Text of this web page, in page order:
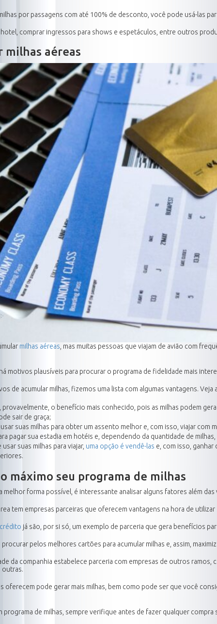
por passagens com até 100% de desconto, você pode usá-las
comprar ingressos para shows e espetáculos, entre outros
milhas aéreas
milhas aéreas , mas muitas pessoas que viajam de avião com
motivos plausíveis para procurar o programa de fidelidade mais
de acumular milhas, fizemos uma lista com algumas vantagens. Veja
provavelmente, o benefício mais conhecido, pois as milhas podem
sair de graça;
suas milhas para obter um assento melhor e, com isso, viajar com
pagar sua estadia em hotéis e, dependendo da quantidade de
suas milhas para viajar, uma opção é vendê-las e, com isso, ganhar
máximo seu programa de milhas
melhor forma possível, é interessante analisar alguns fatores além
tem empresas parceiras que oferecem vantagens na hora de utilizar
já são, por si só, um exemplo de parceria que gera benefícios
pelos melhores cartões para acumular milhas e, assim,
da companhia estabelece parceria com empresas de outros
outras.
oferecem pode gerar mais milhas, bem como pode ser que você
de milhas, sempre verifique antes de fazer qualquer compra